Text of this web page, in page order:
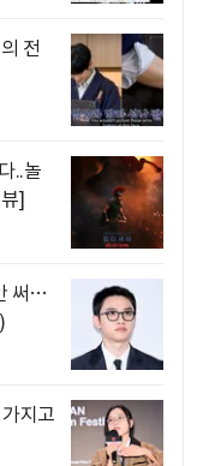
전
..놀
]
써…
지고